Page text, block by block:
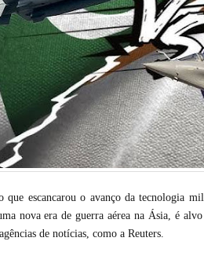
que escancarou o avanço da tecnologia
nova era de guerra aérea na Ásia, é
de notícias, como a Reuters.